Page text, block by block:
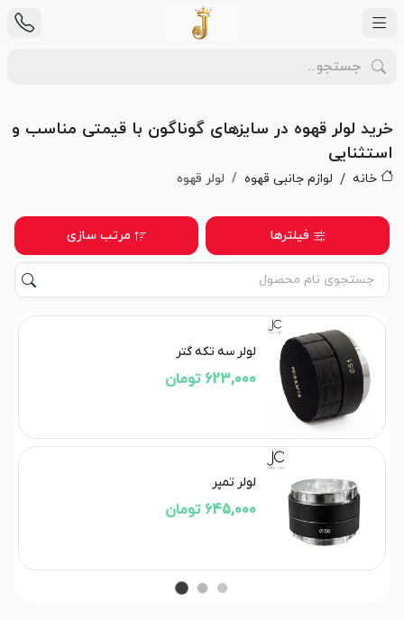
خرید لولر قهوه در سایزهای گوناگون با قیمتی مناسب و
استثنایی
خانه لوازم جانبی قهوه لولر قهوه
فیلترها مرتب سازی
لولر سه تکه گتر
623,000 تومان
لولر تمپر
645,000 تومان